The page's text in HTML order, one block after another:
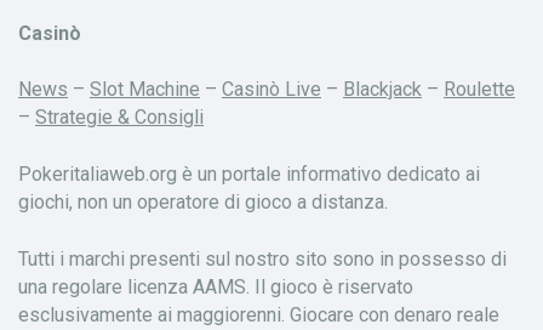
Casinò
News – Slot Machine – Casinò Live – Blackjack – Roulette
– Strategie & Consigli
Pokeritaliaweb.org è un portale informativo dedicato ai
giochi, non un operatore di gioco a distanza.
Tutti i marchi presenti sul nostro sito sono in possesso di
una regolare licenza AAMS. Il gioco è riservato
esclusivamente ai maggiorenni. Giocare con denaro reale